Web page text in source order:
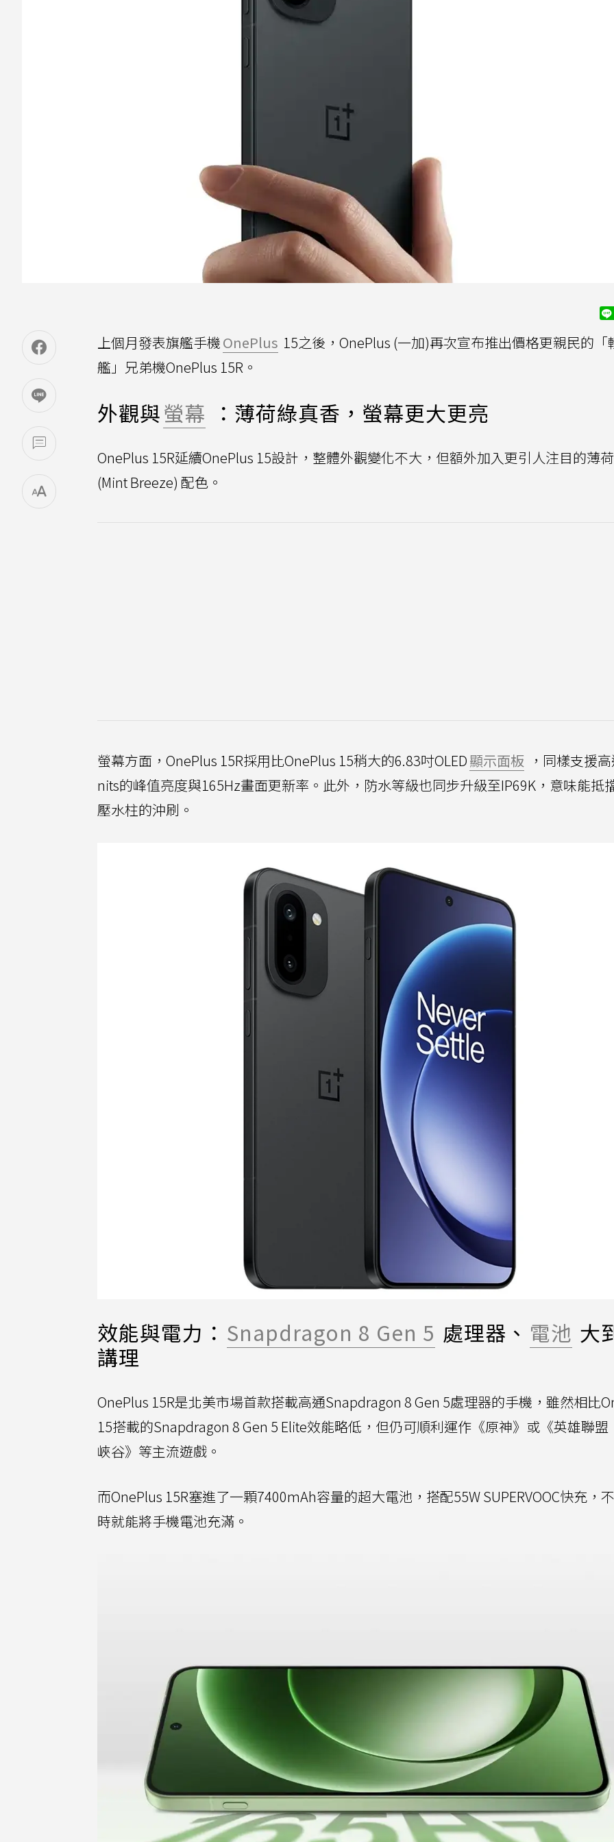
上個月發表旗艦手機OnePlus 15之後，OnePlus (一加)再次宣布推出價格更親民的「
艦」兄弟機OnePlus 15R。
外觀與螢幕 ：薄荷綠真香，螢幕更大更亮
OnePlus 15R延續OnePlus 15設計，整體外觀變化不大，但額外加入更引人注目的薄
(Mint Breeze) 配色。
螢幕方面，OnePlus 15R採用比OnePlus 15稍大的6.83吋OLED顯示面板 ，同樣支援
nits的峰值亮度與165Hz畫面更新率。此外，防水等級也同步升級至IP69K，意味能抵
壓水柱的沖刷。
效能與電力： Snapdragon 8 Gen 5 處理器、 電池 大
講理
OnePlus 15R是北美市場首款搭載高通Snapdragon 8 Gen 5處理器的手機，雖然相比
15搭載的Snapdragon 8 Gen 5 Elite效能略低，但仍可順利運作《原神》或《英雄聯盟
峽谷》等主流遊戲。
而OnePlus 15R塞進了一顆7400mAh容量的超大電池，搭配55W SUPERVOOC快充，
時就能將手機電池充滿。